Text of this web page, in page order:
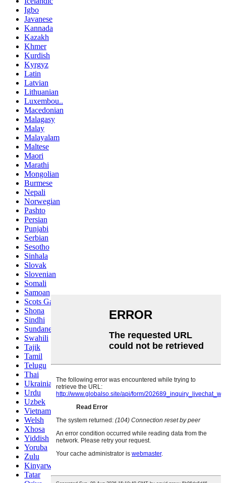
Igbo
Javanese
Kannada
Kazakh
Khmer
Kurdish
Kyrgyz
Latin
Latvian
Lithuanian
Luxembou..
Macedonian
Malagasy
Malay
Malayalam
Maltese
Maori
Marathi
Mongolian
Burmese
Nepali
Norwegian
Pashto
Persian
Punjabi
Serbian
Sesotho
Sinhala
Slovak
Slovenian
Somali
Samoan
Scots Gaelic
Shona
Sindhi
Sundanese
Swahili
Tajik
Tamil
Telugu
Thai
Ukrainian
Urdu
Uzbek
Vietnamese
Welsh
Xhosa
Yiddish
Yoruba
Zulu
Kinyarwanda
Tatar